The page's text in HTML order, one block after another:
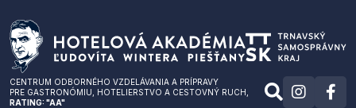
CENTRUM ODBORNÉHO VZDELÁVANIA A PRÍPRAVY
PRE GASTRONÓMIU , HOTELIERSTVO A CESTOVNÝ RUCH,
RATING: "AA"